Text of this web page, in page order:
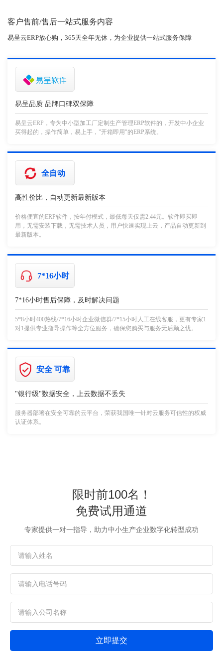
客户售前/售后一站式服务内容
易呈云ERP放心购，365天全年无休，为企业提供一站式服务保障
易呈品质 品牌口碑双保障
易呈云ERP，专为中小型加工厂定制生产管理ERP软件的，开发中小企业
买得起的，操作简单，易上手，"开箱即用"的ERP系统。
全自动
高性价比，自动更新最新版本
价格便宜的ERP软件，按年付模式，最低每天仅需2.44元。软件即买即
用，无需安装下载，无需技术人员，用户快速实现上云，产品自动更新到
最新版本。
7*16小时
7*16小时售后保障，及时解决问题
5*8小时400热线/7*16小时企业微信群/7*15小时人工在线客服，更有专家1
对1提供专业指导操作等全方位服务，确保您购买与服务无后顾之忧。
安全 可靠
"银行级"数据安全，上云数据不丢失
服务器部署在安全可靠的云平台，荣获我国唯一针对云服务可信性的权威
认证体系。
限时前100名！
免费试用通道
专家提供一对一指导，助力中小生产企业数字化转型成功
立即提交